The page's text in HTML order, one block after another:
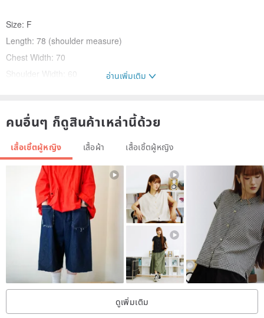
Size: F
Length: 78 (shoulder measure)
Chest Width: 70
Shoulder Width: 60
100% cotton
1. For any clothes, it is recommended to wash dark and light colors
separately to avoid mutual staining.
2. When washing, the water temperature should be lower than
30°C, put it in a laundry bag for short-range washing at a weak
speed, use neutral detergent, and the soaking time should not be
3. Do not use bleach, fluorescent whitening agent and fabric
softener, so as not to damage the fabric.
4. After washing, please dehydrate at a low speed and lightly, and
do not dry to avoid shrinkage of the clothes.
อ่านเพิ่มเติม
คนอื่นๆ ก็ดูสินค้าเหล่านี้ด้วย
เสื้อเชิ้ตผู้หญิง เสื้อผ้า เสื้อเชิ้ตผู้หญิง
ดูเพิ่มเติม